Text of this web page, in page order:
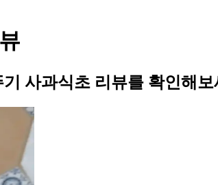
사과식초 리뷰를 확인해보